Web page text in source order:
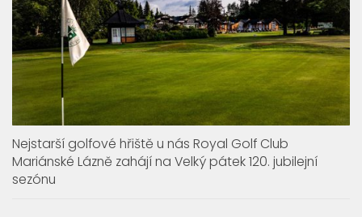
Nejstarší golfové hřiště u nás Royal Golf Club
Mariánské Lázně zahájí na Velký pátek 120. jubilejní
sezónu